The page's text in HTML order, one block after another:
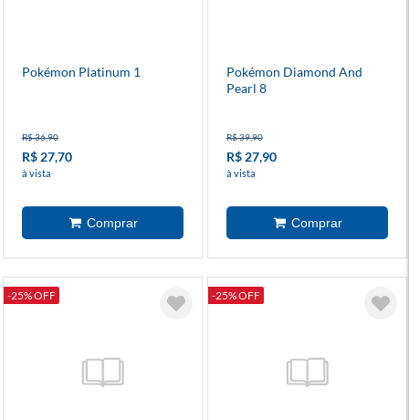
Pokémon Platinum 1
R$ 36,90
R$ 27,70
à vista
Pokémon Diamond And
Pearl 8
R$ 39,90
R$ 27,90
à vista
-25% OFF -25% OFF